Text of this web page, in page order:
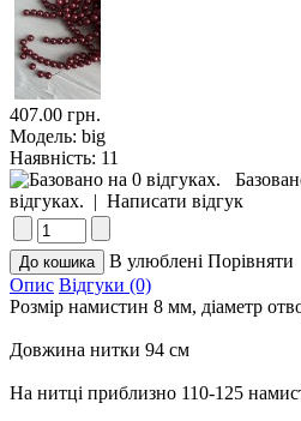
407.00 грн.
Модель: big
Наявність: 11
відгуках. | Написати відгук
В улюблені Порівняти
Опис Відгуки (0)
Розмір намистин 8 мм, діаметр
Довжина нитки 94 см
На нитці приблизно 110-125